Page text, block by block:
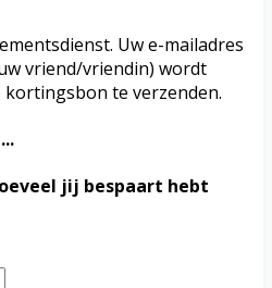
Uw e-mailadres
vriend/vriendin) wordt
te verzenden.
jij bespaart hebt